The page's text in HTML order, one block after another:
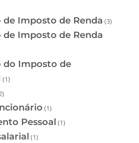
de Imposto de Renda (3)
de Imposto de Renda
do Imposto de
(1)
(1)
Pessoal (1)
(1)